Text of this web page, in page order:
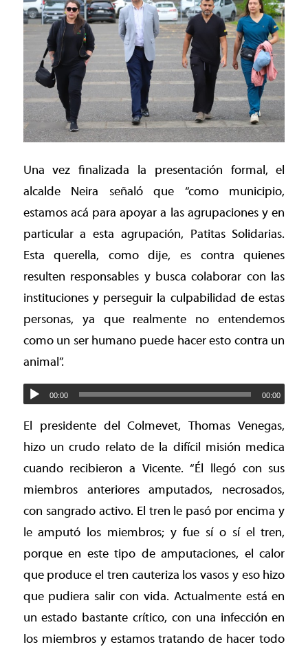
Una vez finalizada la presentación formal, el
alcalde Neira señaló que “como municipio,
estamos acá para apoyar a las agrupaciones y en
particular a esta agrupación, Patitas Solidarias.
Esta querella, como dije, es contra quienes
resulten responsables y busca colaborar con las
instituciones y perseguir la culpabilidad de estas
personas, ya que realmente no entendemos
como un ser humano puede hacer esto contra un
animal”.
00:00 00:00
El presidente del Colmevet, Thomas Venegas,
hizo un crudo relato de la difícil misión medica
cuando recibieron a Vicente. “Él llegó con sus
miembros anteriores amputados, necrosados,
con sangrado activo. El tren le pasó por encima y
le amputó los miembros; y fue sí o sí el tren,
porque en este tipo de amputaciones, el calor
que produce el tren cauteriza los vasos y eso hizo
que pudiera salir con vida. Actualmente está en
un estado bastante crítico, con una infección en
los miembros y estamos tratando de hacer todo